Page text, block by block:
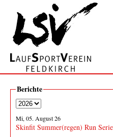
Berichte
Mi, 05. August 26
Skinfit Summer(regen) Run